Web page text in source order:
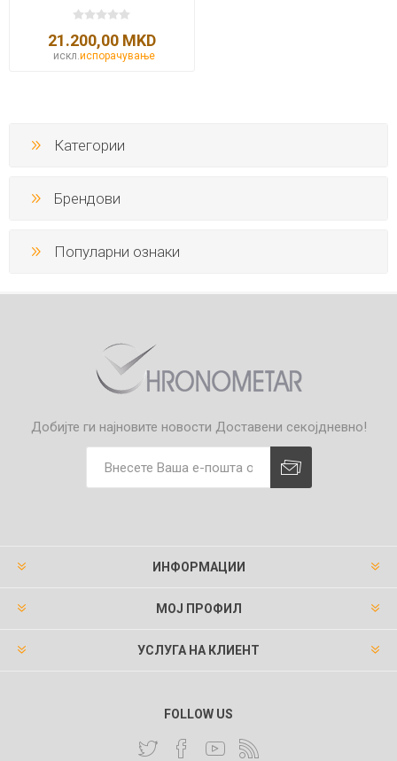
21.200,00 MKD
искл. испорачување
Категории
Брендови
Популарни ознаки
Добијте ги најновите новости Доставени секојдневно!
ИНФОРМАЦИИ
МОЈ ПРОФИЛ
УСЛУГА НА КЛИЕНТ
FOLLOW US